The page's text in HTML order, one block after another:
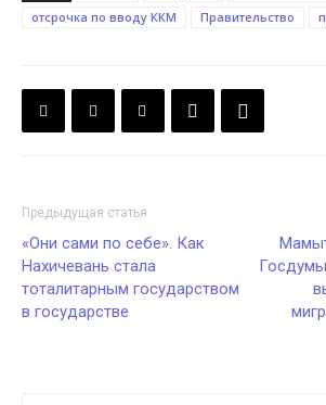
отсрочка по вводу ККМ
Правительство
Предыдущая статья
«Они сами по себе». Как
Нахичевань стала
тоталитарным государством
в государстве